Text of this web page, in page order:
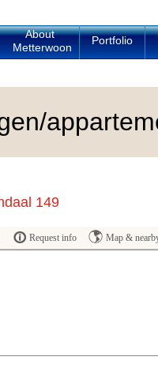
About
Metterwoon
Portfolio
149
Request info Map &